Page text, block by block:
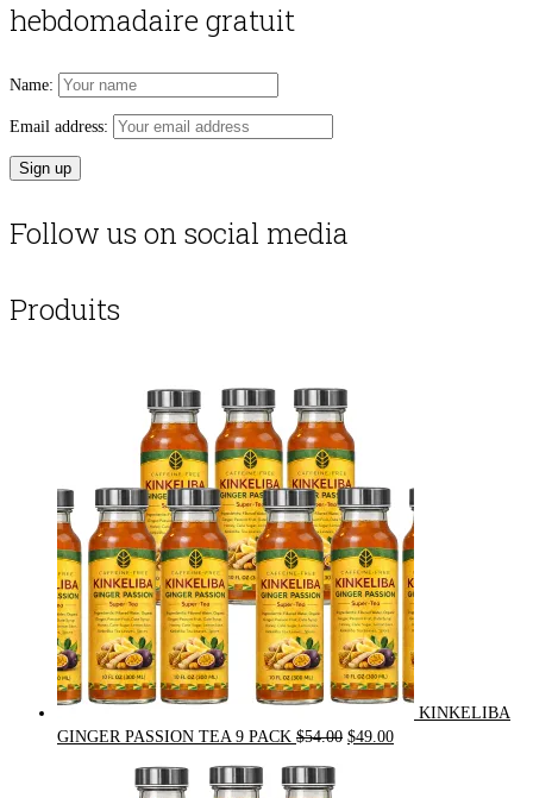
hebdomadaire gratuit
Name:
Email address:
Follow us on social media
Produits
KINKELIBA
GINGER PASSION TEA 9 PACK $54.00 Original
$49.00Current